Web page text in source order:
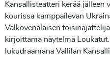
Kansallisteatteri kerää jälleen
kourissa kamppailevan
Valkovenäläisen toisinajattelija
kirjoittama näytelmä
lukudraamana Vallilan